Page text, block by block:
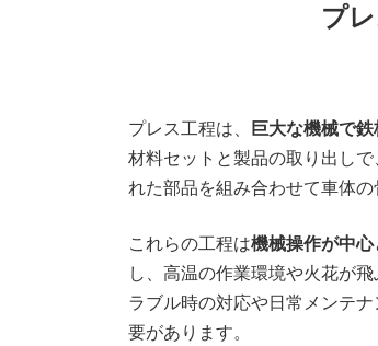
プ
プレス工程は、 巨大な機械で
材料セットと製品の取り出し
れた部品を組み合わせて車体の
これらの工程は機械操作が中心
し、高温の作業環境や火花が
ラブル時の対応や日常メンテナ
要があります。